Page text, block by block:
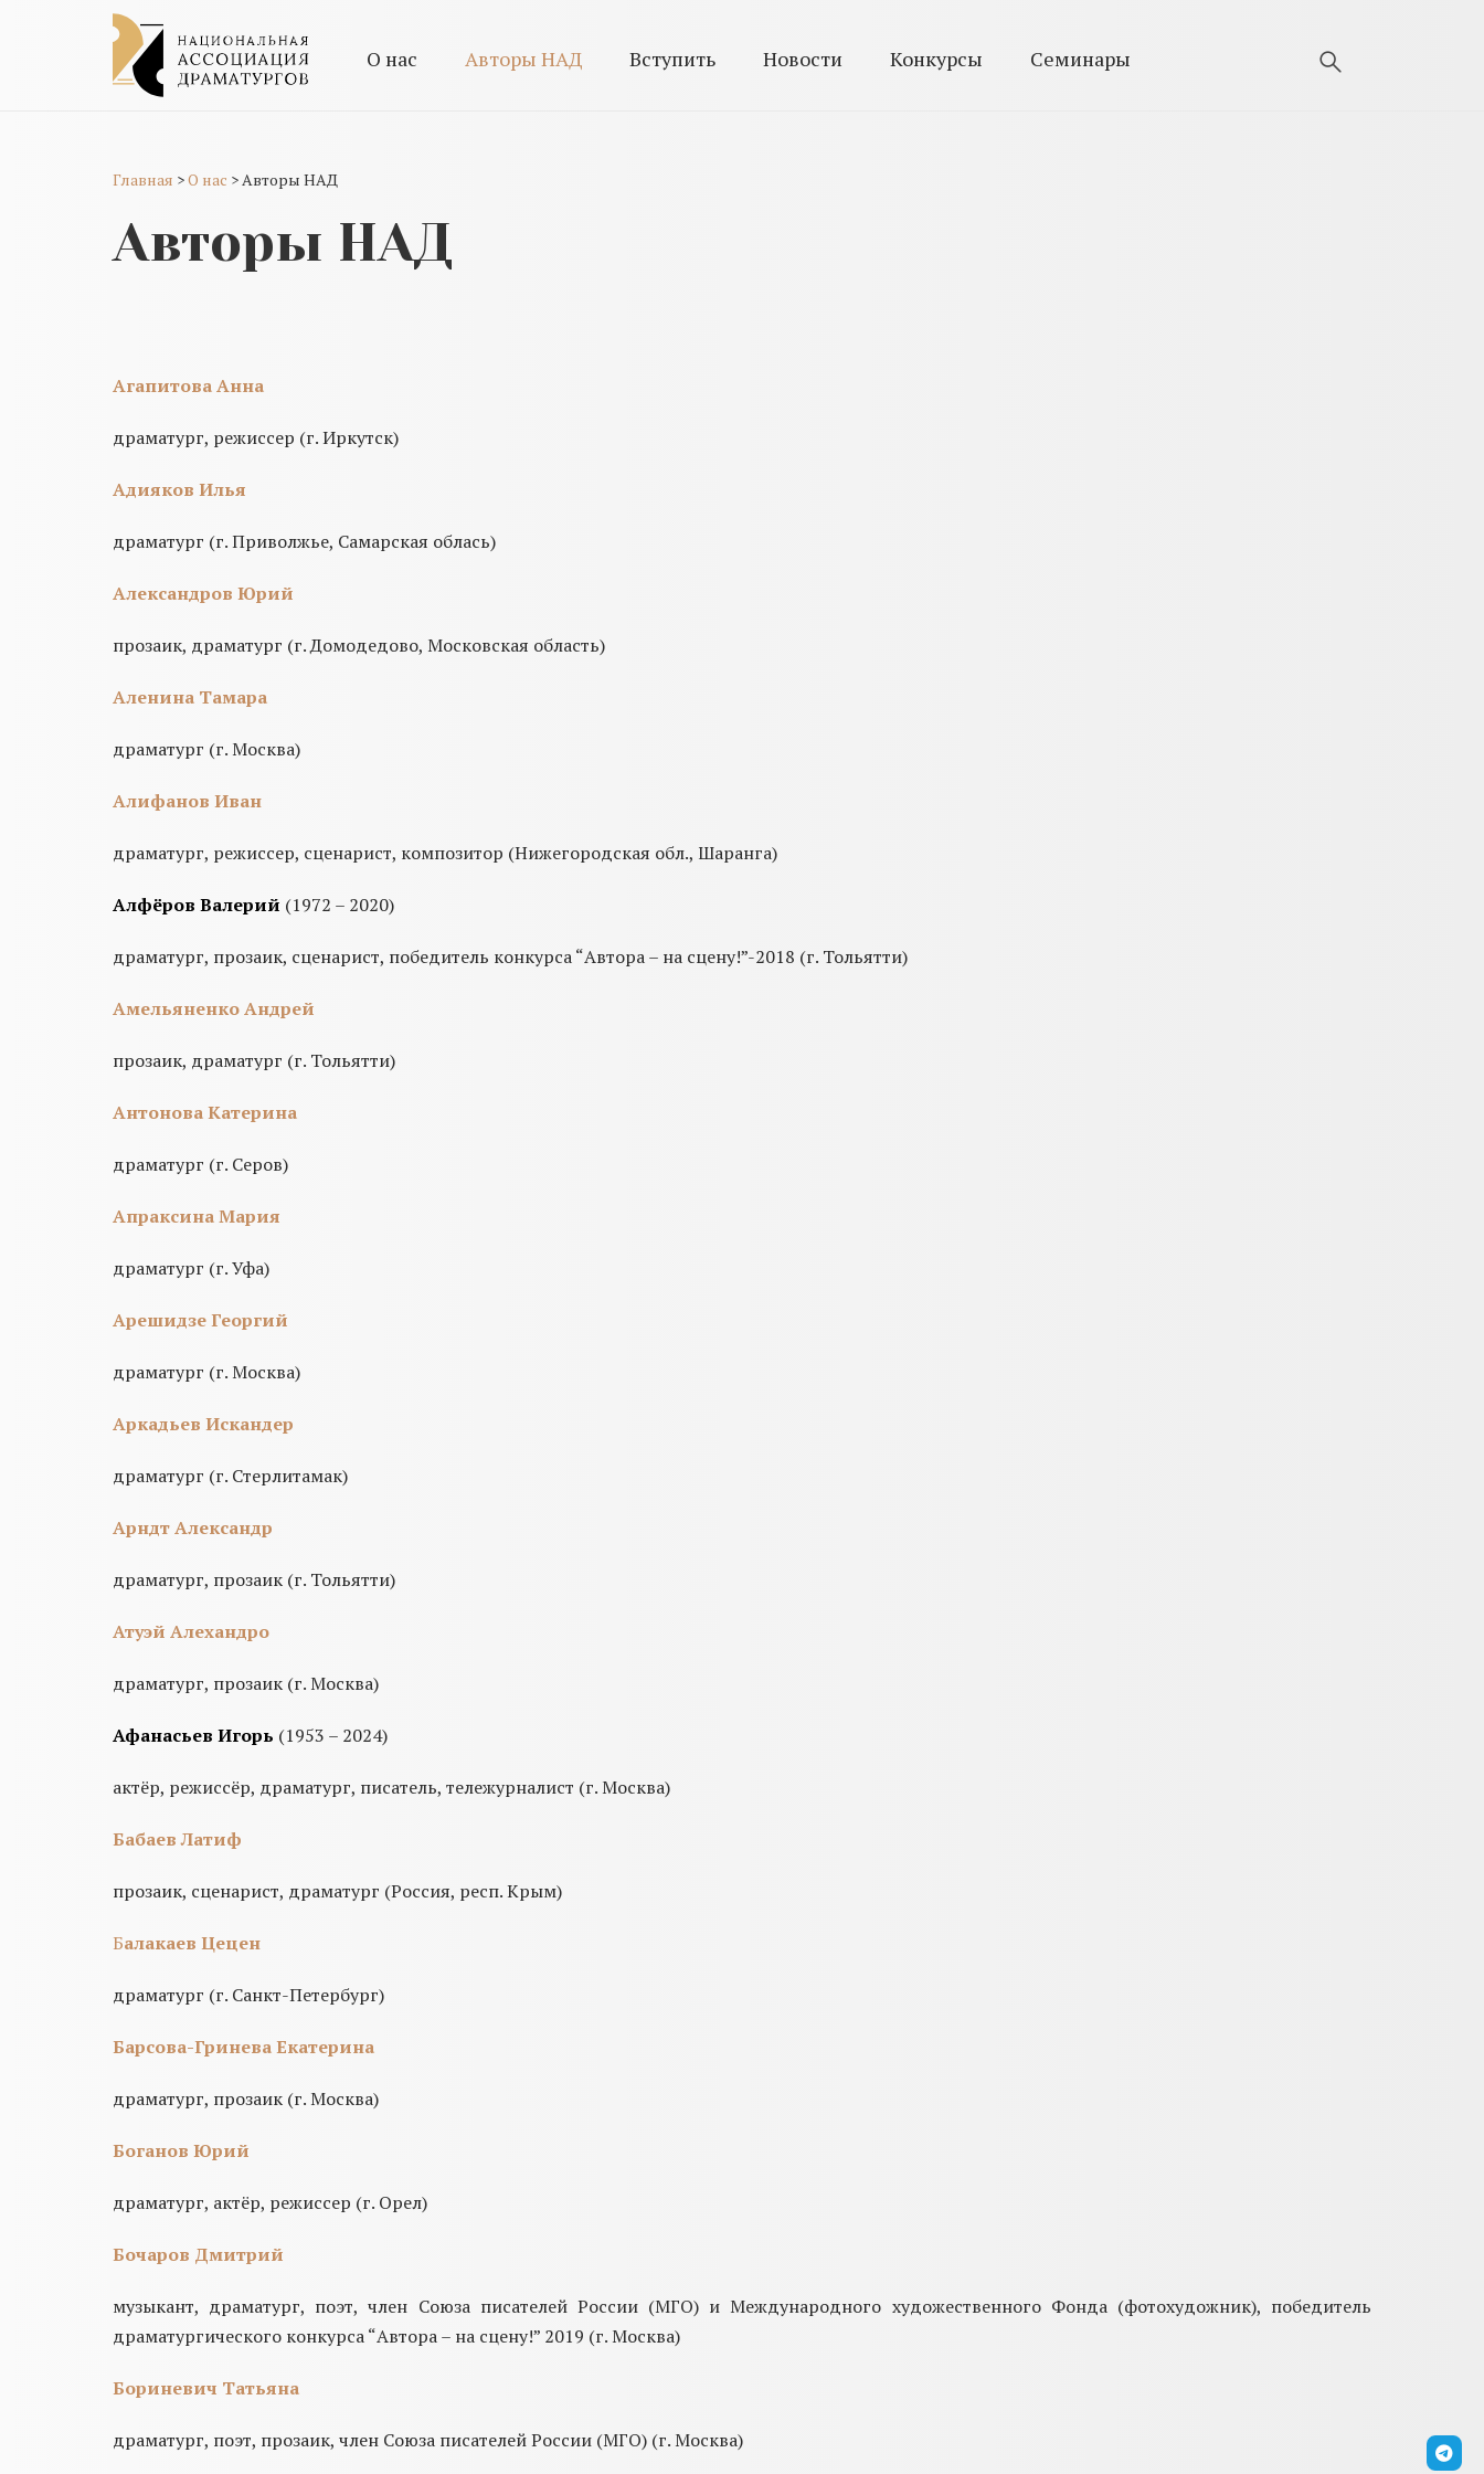
О нас Авторы НАД Вступить Новости Конкурсы Семинары
Главная >О нас >Авторы НАД
Авторы НАД
Агапитова Анна
драматург, режиссер (г. Иркутск)
Адияков Илья
драматург (г. Приволжье, Самарская облась)
Александров Юрий
прозаик, драматург (г. Домодедово, Московская область)
Аленина Тамара
драматург (г. Москва)
Алифанов Иван
драматург, режиссер, сценарист, композитор (Нижегородская обл., Шаранга)
Алфёров Валерий (1972 – 2020)
драматург, прозаик, сценарист, победитель конкурса “Автора – на сцену!”-2018 (г. Тольятти)
Амельяненко Андрей
прозаик, драматург (г. Тольятти)
Антонова Катерина
драматург (г. Серов)
Апраксина Мария
драматург (г. Уфа)
Арешидзе Георгий
драматург (г. Москва)
Аркадьев Искандер
драматург (г. Стерлитамак)
Арндт Александр
драматург, прозаик (г. Тольятти)
Атуэй Алехандро
драматург, прозаик (г. Москва)
Афанасьев Игорь (1953 – 2024)
актёр, режиссёр, драматург, писатель, тележурналист (г. Москва)
Бабаев Латиф
прозаик, сценарист, драматург (Россия, респ. Крым)
Балакаев Цецен
драматург (г. Санкт-Петербург)
Барсова-Гринева Екатерина
драматург, прозаик (г. Москва)
Боганов Юрий
драматург, актёр, режиссер (г. Орел)
Бочаров Дмитрий
музыкант, драматург, поэт, член Союза писателей России (МГО) и Международного художественного Фонда (фотохудожник), победитель
драматургического конкурса “Автора – на сцену!” 2019 (г. Москва)
Бориневич Татьяна
драматург, поэт, прозаик, член Союза писателей России (МГО) (г. Москва)